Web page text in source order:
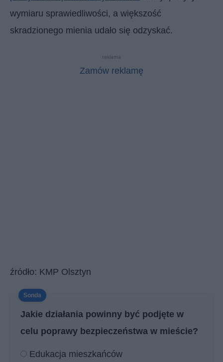
wymiaru sprawiedliwości, a większość
skradzionego mienia udało się odzyskać.
reklama
Zamów reklamę
źródło: KMP Olsztyn
Jakie działania powinny być podjęte w
celu poprawy bezpieczeństwa w mieście?
Edukacja mieszkańców